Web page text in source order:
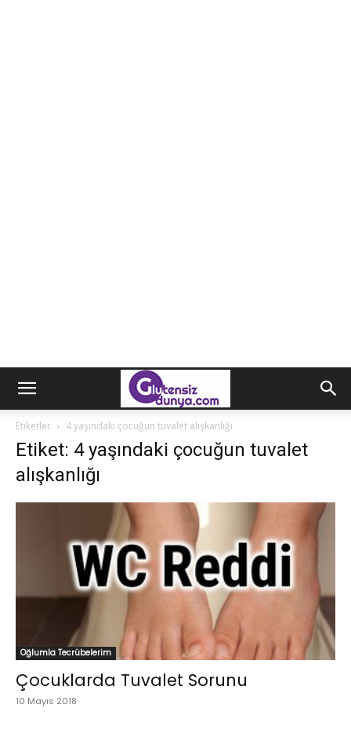
Etiketler 4 yaşındaki çocuğun tuvalet alışkanlığı
Etiket: 4 yaşındaki çocuğun tuvalet
alışkanlığı
Oğlumla Tecrübelerim
Çocuklarda Tuvalet Sorunu
10 Mayıs 2018